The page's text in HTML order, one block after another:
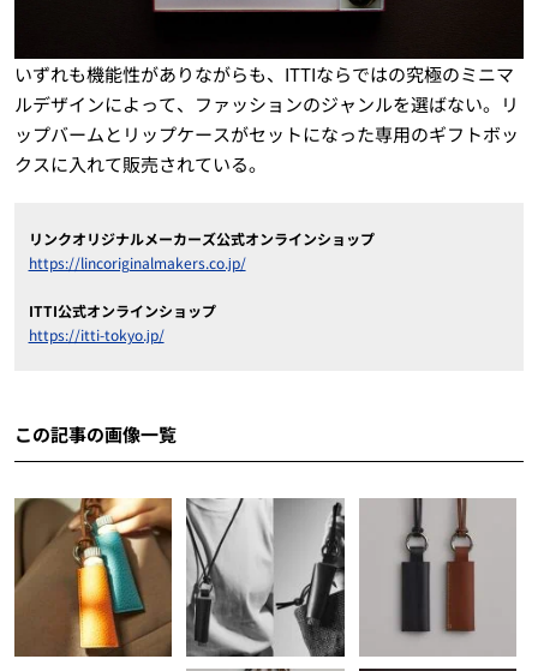
いずれも機能性がありながらも、ITTIならではの究極のミニマ
ルデザインによって、ファッションのジャンルを選ばない。リ
ップバームとリップケースがセットになった専用のギフトボッ
クスに入れて販売されている。
リンクオリジナルメーカーズ公式オンラインショップ
https://lincoriginalmakers.co.jp/
ITTI公式オンラインショップ
https://itti-tokyo.jp/
この記事の画像一覧